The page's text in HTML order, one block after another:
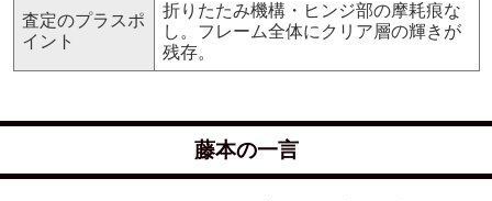
査定のプラスポ
イント
折りたたみ機構・ヒンジ部の摩耗痕な
し。フレーム全体にクリア層の輝きが
残存。
藤本の一言